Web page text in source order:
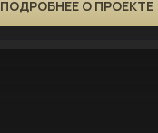
ПОДРОБНЕЕ О ПРОЕКТЕ